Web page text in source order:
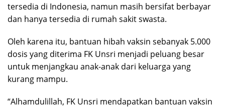
tersedia di Indonesia, namun masih bersifat berbayar
dan hanya tersedia di rumah sakit swasta.
Oleh karena itu, bantuan hibah vaksin sebanyak 5.000
dosis yang diterima FK Unsri menjadi peluang besar
untuk menjangkau anak-anak dari keluarga yang
kurang mampu.
“Alhamdulillah, FK Unsri mendapatkan bantuan vaksin